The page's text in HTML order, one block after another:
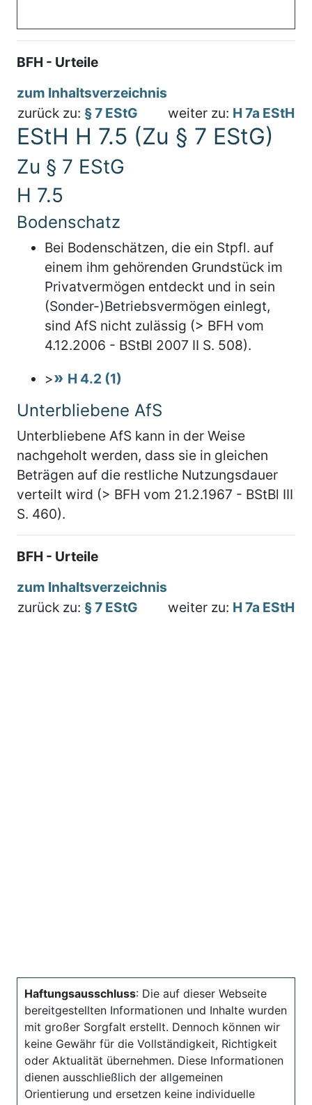
BFH - Urteile
zum Inhaltsverzeichnis
zurück zu: § 7 EStG weiter zu: H 7a EStH
EStH H 7.5 (Zu § 7 EStG)
Zu § 7 EStG
H 7.5
Bodenschatz
Bei Bodenschätzen, die ein Stpfl. auf
einem ihm gehörenden Grundstück im
Privatvermögen entdeckt und in sein
(Sonder-)Betriebsvermögen einlegt,
sind AfS nicht zulässig (> BFH vom
4.12.2006 - BStBl 2007 II S. 508).
>
H 4.2 (1)
Unterbliebene AfS
Unterbliebene AfS kann in der Weise
nachgeholt werden, dass sie in gleichen
Beträgen auf die restliche Nutzungsdauer
verteilt wird (> BFH vom 21.2.1967 - BStBl III
S. 460).
BFH - Urteile
zum Inhaltsverzeichnis
zurück zu: § 7 EStG weiter zu: H 7a EStH
Haftungsausschluss: Die auf dieser Webseite
bereitgestellten Informationen und Inhalte wurden
mit großer Sorgfalt erstellt. Dennoch können wir
keine Gewähr für die Vollständigkeit, Richtigkeit
oder Aktualität übernehmen. Diese Informationen
dienen ausschließlich der allgemeinen
Orientierung und ersetzen keine individuelle